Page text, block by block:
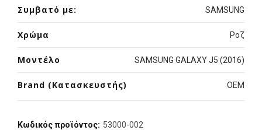
Συμβατό με: SAMSUNG
Χρώμα Ροζ
Μοντέλο SAMSUNG GALAXY J5 (2016)
Brand (Κατασκευστής) OEM
Κωδικός προϊόντος: 53000-002